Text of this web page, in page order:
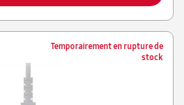
Temporairement en rupture de
stock